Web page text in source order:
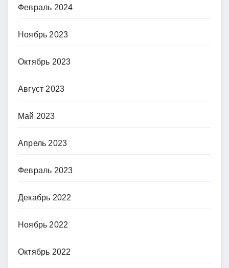
Февраль 2024
Ноябрь 2023
Октябрь 2023
Август 2023
Май 2023
Апрель 2023
Февраль 2023
Декабрь 2022
Ноябрь 2022
Октябрь 2022